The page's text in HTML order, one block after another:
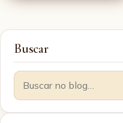
Buscar